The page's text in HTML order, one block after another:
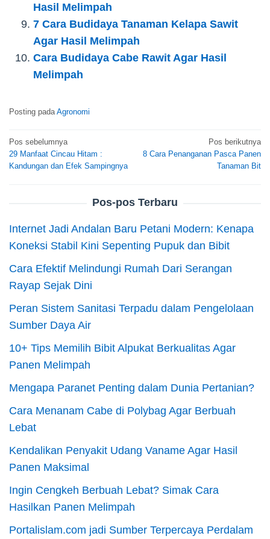
Hasil Melimpah
7 Cara Budidaya Tanaman Kelapa Sawit
Agar Hasil Melimpah
Cara Budidaya Cabe Rawit Agar Hasil
Melimpah
Posting pada Agronomi
Navigasi
pos
Pos sebelumnya
29 Manfaat Cincau Hitam :
Kandungan dan Efek Sampingnya
Pos berikutnya
8 Cara Penanganan Pasca Panen
Tanaman Bit
Pos-pos Terbaru
Internet Jadi Andalan Baru Petani Modern: Kenapa
Koneksi Stabil Kini Sepenting Pupuk dan Bibit
Cara Efektif Melindungi Rumah Dari Serangan
Rayap Sejak Dini
Peran Sistem Sanitasi Terpadu dalam Pengelolaan
Sumber Daya Air
10+ Tips Memilih Bibit Alpukat Berkualitas Agar
Panen Melimpah
Mengapa Paranet Penting dalam Dunia Pertanian?
Cara Menanam Cabe di Polybag Agar Berbuah
Lebat
Kendalikan Penyakit Udang Vaname Agar Hasil
Panen Maksimal
Ingin Cengkeh Berbuah Lebat? Simak Cara
Hasilkan Panen Melimpah
Portalislam.com jadi Sumber Terpercaya Perdalam